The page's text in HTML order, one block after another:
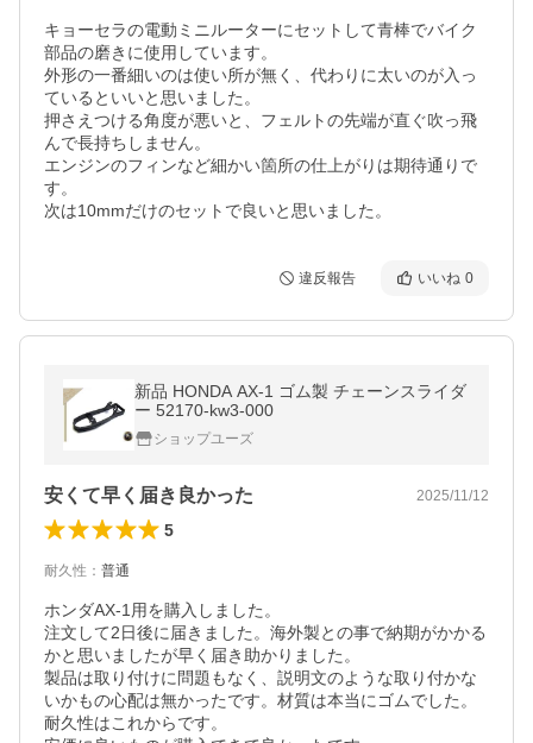
キョーセラの電動ミニルーターにセットして青棒でバイク
部品の磨きに使用しています。
外形の一番細いのは使い所が無く、代わりに太いのが入っ
ているといいと思いました。
押さえつける角度が悪いと、フェルトの先端が直ぐ吹っ飛
んで長持ちしません。
エンジンのフィンなど細かい箇所の仕上がりは期待通りで
す。
次は10mmだけのセットで良いと思いました。
違反報告 いいね 0
新品 HONDA AX-1 ゴム製 チェーンスライダ
ー 52170-kw3-000
ショップユーズ
安くて早く届き良かった 2025/11/12
5
耐久性 ： 普通
ホンダAX-1用を購入しました。
注文して2日後に届きました。海外製との事で納期がかかる
かと思いましたが早く届き助かりました。
製品は取り付けに問題もなく、説明文のような取り付かな
いかもの心配は無かったです。材質は本当にゴムでした。
耐久性はこれからです。